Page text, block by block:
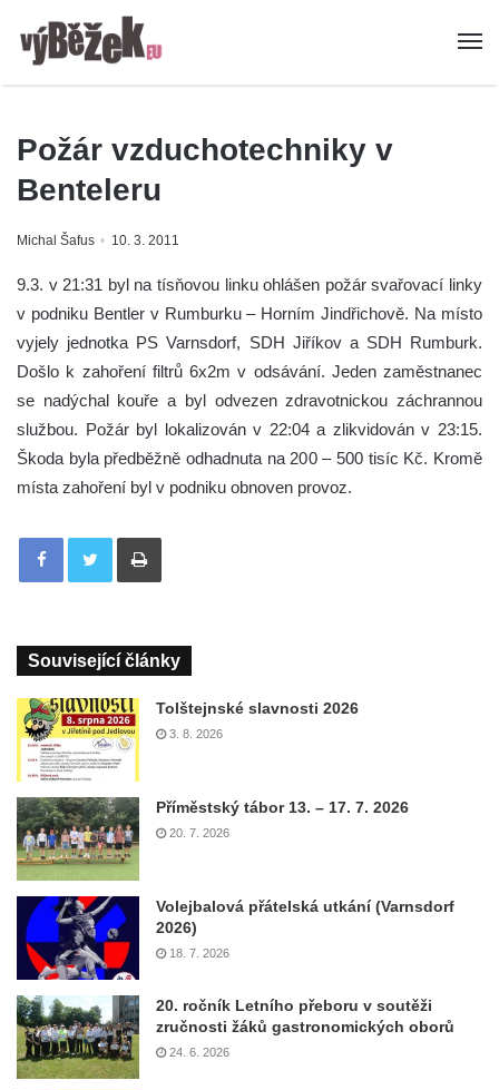
Požár vzduchotechniky v
Benteleru
Michal Šafus 10. 3. 2011
9.3. v 21:31 byl na tísňovou linku ohlášen požár svařovací linky
v podniku Bentler v Rumburku – Horním Jindřichově. Na místo
vyjely jednotka PS Varnsdorf, SDH Jiříkov a SDH Rumburk.
Došlo k zahoření filtrů 6x2m v odsávání. Jeden zaměstnanec
se nadýchal kouře a byl odvezen zdravotnickou záchrannou
službou. Požár byl lokalizován v 22:04 a zlikvidován v 23:15.
Škoda byla předběžně odhadnuta na 200 – 500 tisíc Kč. Kromě
místa zahoření byl v podniku obnoven provoz.
Tisknout
Související články
Tolštejnské slavnosti 2026
3. 8. 2026
Příměstský tábor 13. – 17. 7. 2026
20. 7. 2026
Volejbalová přátelská utkání (Varnsdorf
2026)
18. 7. 2026
20. ročník Letního přeboru v soutěži
zručnosti žáků gastronomických oborů
24. 6. 2026